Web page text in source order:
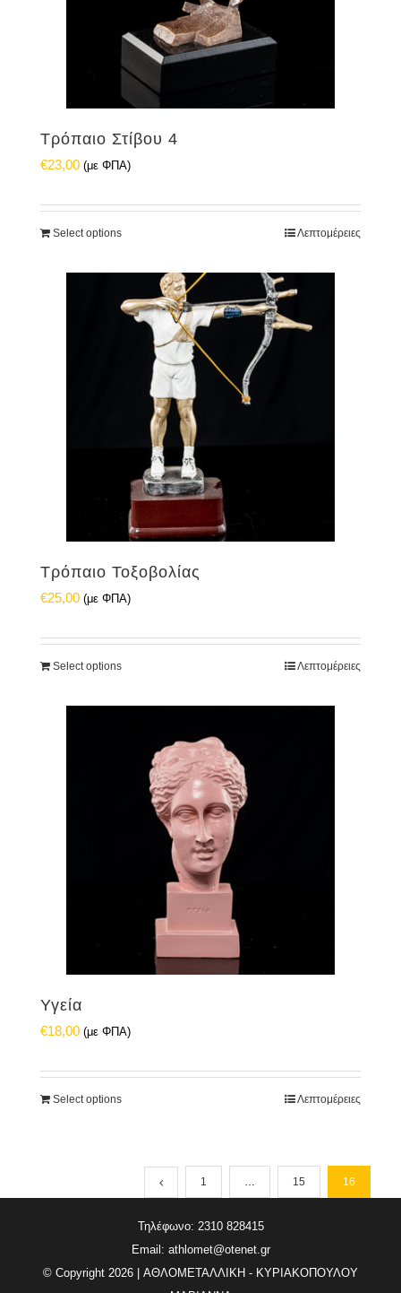
Τρόπαιο Στίβου 4
€23,00 (με ΦΠΑ)
Select options Λεπτομέρειες
Τρόπαιο Τοξοβολίας
€25,00 (με ΦΠΑ)
Select options Λεπτομέρειες
Υγεία
€18,00 (με ΦΠΑ)
Select options Λεπτομέρειες
1 … 15 16
Τηλέφωνο: 2310 828415
Email: athlomet@otenet.gr
© Copyright 2026 | ΑΘΛΟΜΕΤΑΛΛΙΚΗ - ΚΥΡΙΑΚΟΠΟΥΛΟΥ